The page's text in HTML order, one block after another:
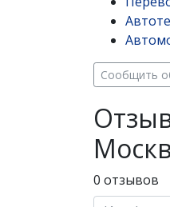
Сообщить
0 отзывов